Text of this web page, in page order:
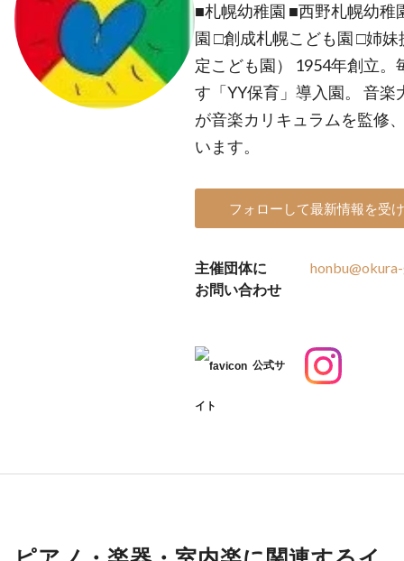
■札幌幼稚園 ■西野札幌幼稚
園 □創成札幌こども園 □姉
定こども園） 1954年創立
す「YY保育」導入園。 音
が音楽カリキュラムを監修
います。
フォローして最新情報を受
主催団体に
お問い合わせ
公式サ
イト